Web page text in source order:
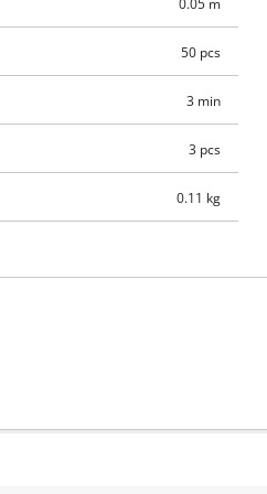
0.05 m
50 pcs
3 min
3 pcs
0.11 kg